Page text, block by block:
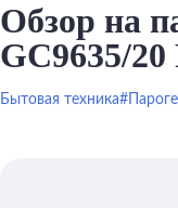
Обзор на
GC9635/
Бытовая техника